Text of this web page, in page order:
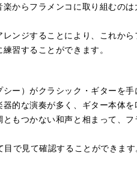
からフラメンコに取り組むの
ンジすることにより、これか
習することができます。
ー）がクラシック・ギターを
的な演奏が多く、ギター本体
もつかない和声と相まって、
で見て確認することができます